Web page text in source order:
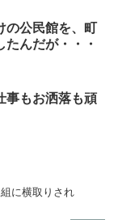
の公民館を、町
んだが・・・
事もお洒落も頑
に横取りされ